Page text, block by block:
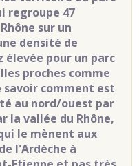
regroupe 47
sur un
densité de
élevée pour un parc
proches comme
savoir comment est
au nord/ouest par
la vallée du Rhône,
le mènent aux
l'Ardèche à